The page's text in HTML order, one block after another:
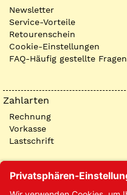
Newsletter
Service-Vorteile
Retourenschein
Cookie-Einstellungen
FAQ-Häufig gestellte Fragen
Zahlarten
Rechnung
Vorkasse
Lastschrift